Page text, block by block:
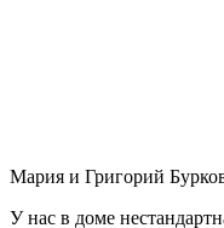
Мария и Григорий
У нас в доме